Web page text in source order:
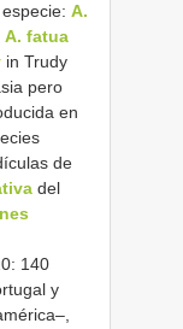
A.
A. fatua
in Trudy
pero
en
de
del
140
y